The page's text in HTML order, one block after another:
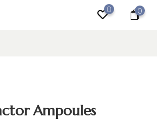
0 0
Ampoules